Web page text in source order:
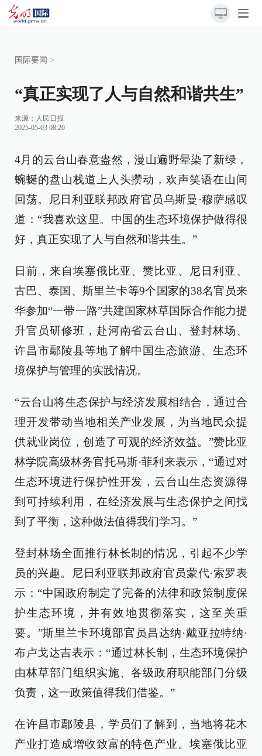
国际要闻 >
“真正实现了人与自然和谐共生”
来源： 人民日报
2025-05-03 08:20
4月的云台山春意盎然，漫山遍野晕染了新绿，
蜿蜒的盘山栈道上人头攒动，欢声笑语在山间
回荡。尼日利亚联邦政府官员乌斯曼·穆萨感叹
道：“我喜欢这里。中国的生态环境保护做得很
好，真正实现了人与自然和谐共生。”
日前，来自埃塞俄比亚、赞比亚、尼日利亚、
古巴、泰国、斯里兰卡等9个国家的38名官员来
华参加“一带一路”共建国家林草国际合作能力提
升官员研修班，赴河南省云台山、登封林场、
许昌市鄢陵县等地了解中国生态旅游、生态环
境保护与管理的实践情况。
“云台山将生态保护与经济发展相结合，通过合
理开发带动当地相关产业发展，为当地民众提
供就业岗位，创造了可观的经济效益。”赞比亚
林学院高级林务官托马斯·菲利来表示，“通过对
生态环境进行保护性开发，云台山生态资源得
到可持续利用，在经济发展与生态保护之间找
到了平衡，这种做法值得我们学习。”
登封林场全面推行林长制的情况，引起不少学
员的兴趣。尼日利亚联邦政府官员蒙代·索罗表
示：“中国政府制定了完备的法律和政策制度保
护生态环境，并有效地贯彻落实，这至关重
要。”斯里兰卡环境部官员昌达纳·戴亚拉特纳·
布卢戈达吉表示：“通过林长制，生态环境保护
由林草部门组织实施、各级政府职能部门分级
负责，这一政策值得我们借鉴。”
在许昌市鄢陵县，学员们了解到，当地将花木
产业打造成增收致富的特色产业。埃塞俄比亚